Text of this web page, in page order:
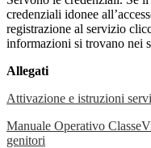
credenziali idonee
registrazione al servizio
informazioni si trovano nei
Allegati
Attivazione e istruzioni
Manuale Operativo
genitori